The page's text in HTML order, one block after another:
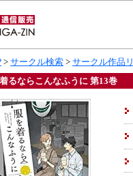
> サークル検索 > サークル作品
るならこんなふうに 第13巻